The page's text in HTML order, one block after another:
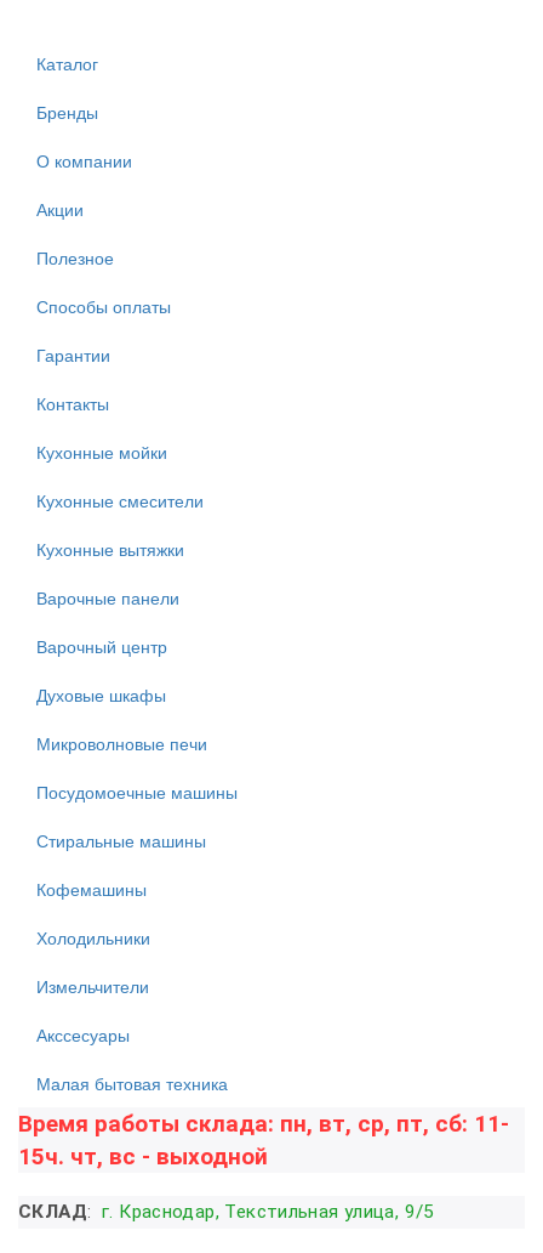
Каталог
Бренды
О компании
Акции
Полезное
Способы оплаты
Гарантии
Контакты
Кухонные мойки
Кухонные смесители
Кухонные вытяжки
Варочные панели
Варочный центр
Духовые шкафы
Микроволновые печи
Посудомоечные машины
Стиральные машины
Кофемашины
Холодильники
Измельчители
Акссесуары
Малая бытовая техника
Время работы склада: пн, вт, ср, пт, сб: 11-
15ч. чт, вс - выходной
СКЛАД: г. Краснодар, Текстильная улица, 9/5